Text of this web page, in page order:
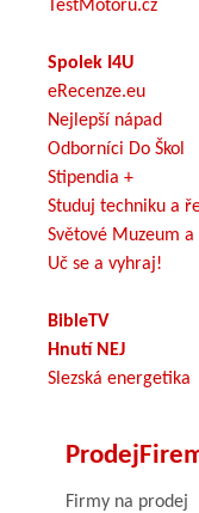
TestMotoru.cz
Spolek I4U
eRecenze.eu
Nejlepší nápad
Odborníci Do Škol
Stipendia +
Studuj techniku a
Světové Muzeum
Uč se a vyhraj!
BibleTV
Hnutí NEJ
Slezská energetika
Firmy na prodej